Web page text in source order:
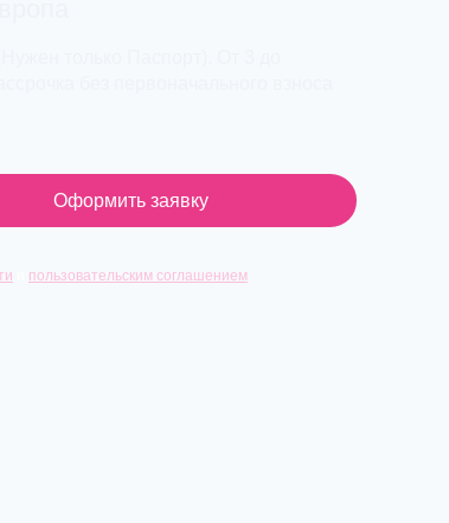
Оформить заявку
пользовательским соглашением